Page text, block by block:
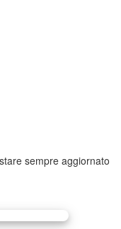
sempre aggiornato